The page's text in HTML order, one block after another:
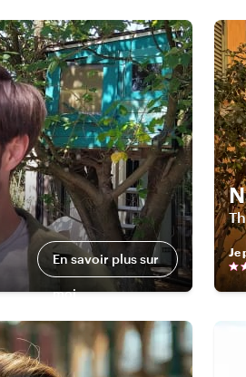
En savoir plus sur
moi
Je